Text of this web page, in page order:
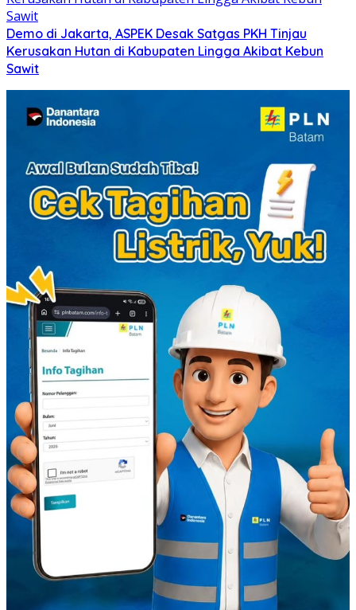
Demo di Jakarta, ASPEK Desak Satgas PKH Tinjau
Kerusakan Hutan di Kabupaten Lingga Akibat Kebun
Sawit